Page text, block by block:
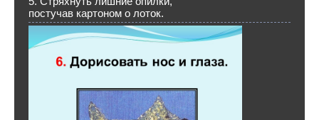
постучав картоном о лоток.